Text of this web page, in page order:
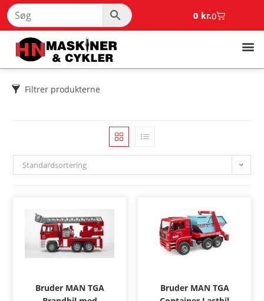
0 kr.0
Filtrer produkterne
Standardsortering
Bruder MAN TGA
Bruder MAN TGA